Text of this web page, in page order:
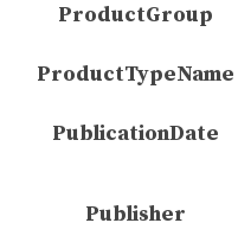
ProductGroup
ProductTypeName
PublicationDate
Publisher